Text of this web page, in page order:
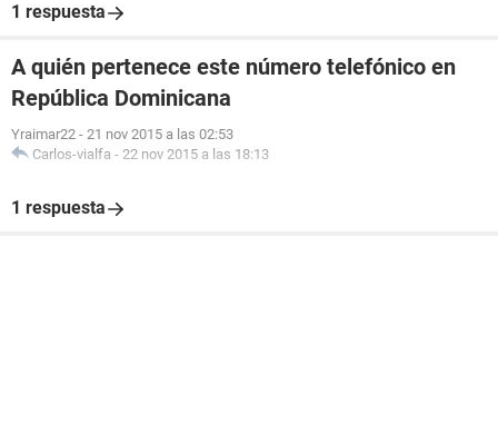
1 respuesta
A quién pertenece este número telefónico en
República Dominicana
Yraimar22 - 21 nov 2015 a las 02:53
Carlos-vialfa - 22 nov 2015 a las 18:13
1 respuesta